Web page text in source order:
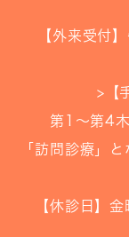
【外来受付
>
第1～第4
「訪問診療」
【休診日】